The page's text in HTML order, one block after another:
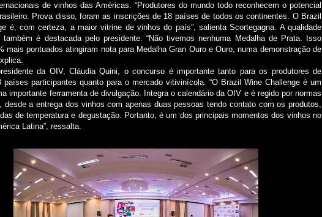
de vinhos das Américas. “Produtores do mundo todo reconhecem o potencial
Prova disso, foram as inscrições de 18 países de todos os continentes. O Brazil
é, com certeza, a maior vitrine de vinhos do país”, salienta Scortegagna. A qualidade
também é destacada pelo presidente. “Não tivemos nenhuma Medalha de Prata. Isso
mais pontuados atingiram nota para Medalha Gran Ouro e Ouro, numa demonstração de
da OIV, Cláudia Quini, o concurso é importante tanto para os produtores de
países participantes quanto para o mercado vitivinícola. “O Brazil Wine Challenge é um
importante ferramenta de divulgação. Integra o calendário da OIV e é regido por normas
desde a entrega dos vinhos com apenas duas pessoas tendo contato com os produtos,
de temperatura e degustação. Portanto, é um dos principais momentos dos vinhos no
Latina”, ressalta.